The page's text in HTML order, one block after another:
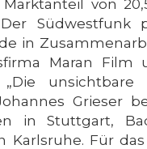
von
Südwestfunk
in
Maran Film
unsichtbare
Grieser
in Stuttgart,
Karlsruhe. Für